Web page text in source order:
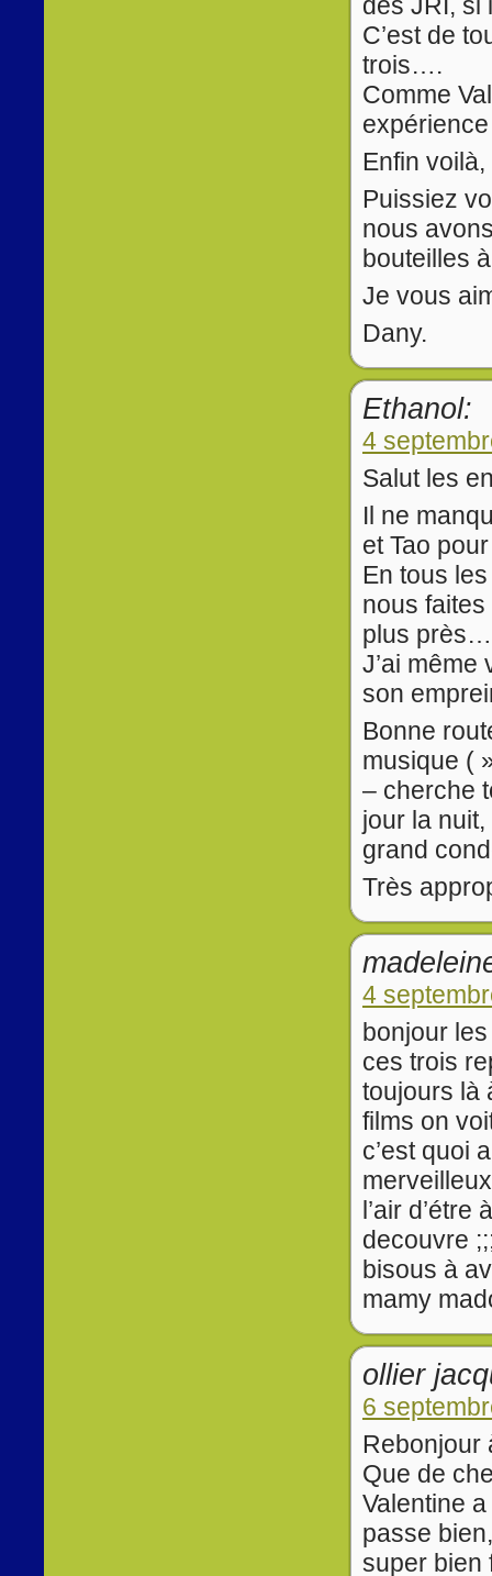
C’est de
trois….
Comme
Enfin
Puissiez
nous
bouteilles
Je vous
Dany.
Ethanol:
4
Salut les
Il ne
et Tao
En tous
nous
plus près…
J’ai
son
Bonne
musique (
– cherche
jour la
grand
Très
4
bonjour
ces trois
toujours là
films on
c’est quoi
l’air
decouvre
bisous à
mamy
ollier
6
Rebonjour
Que de
Valentine
passe
super bien